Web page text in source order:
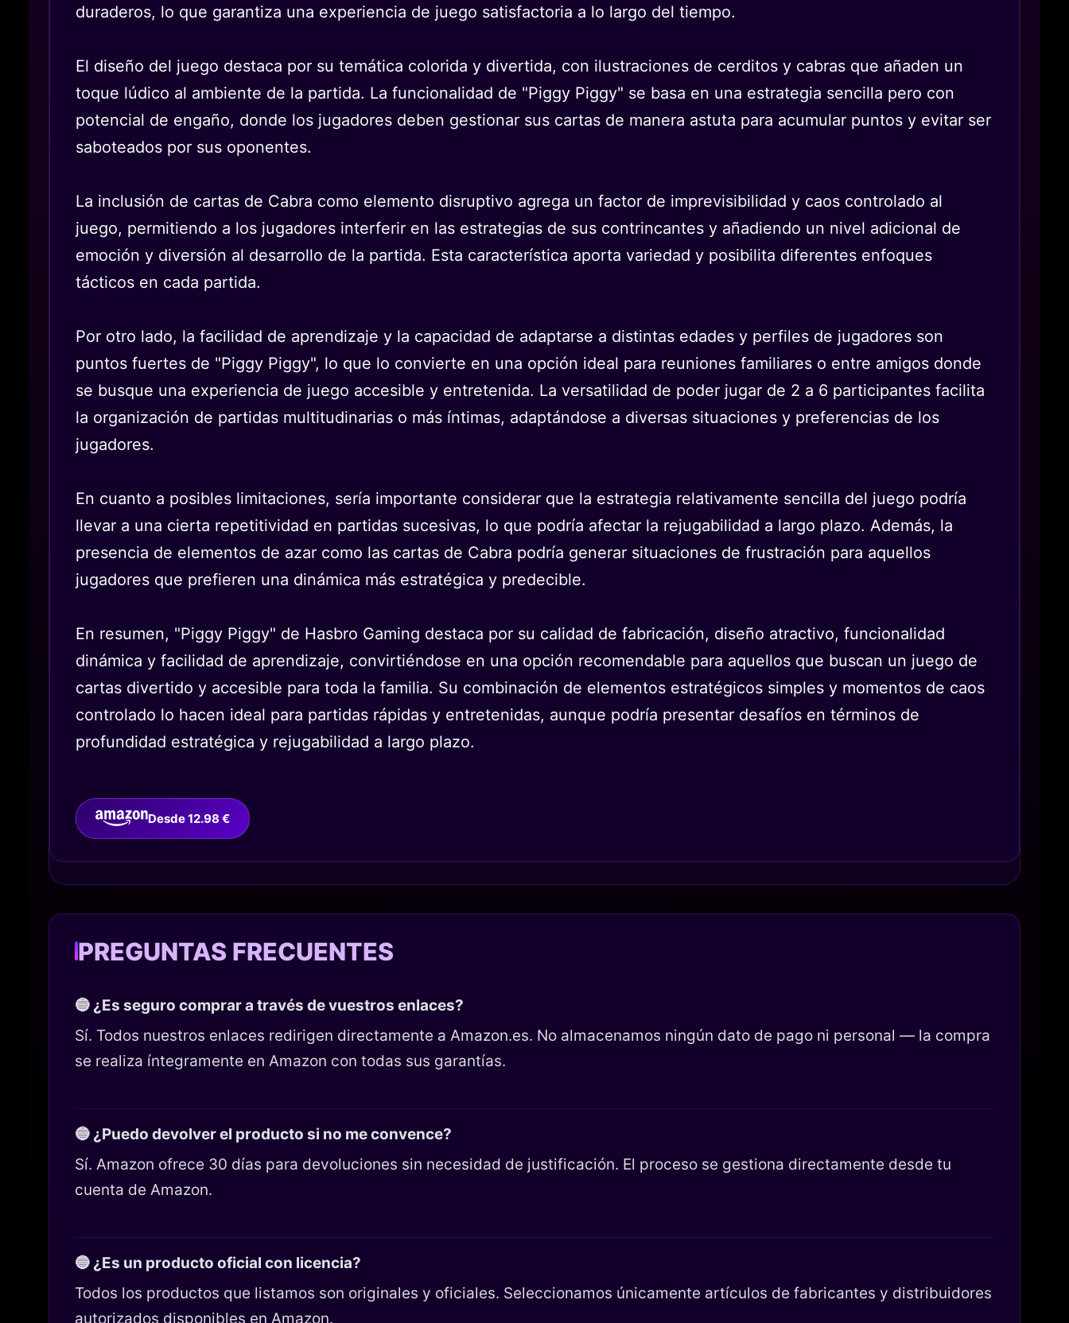
duraderos, lo que garantiza una experiencia de juego satisfactoria a lo largo del tiempo.
El diseño del juego destaca por su temática colorida y divertida, con ilustraciones de cerditos y cabras que añaden un
toque lúdico al ambiente de la partida. La funcionalidad de "Piggy Piggy" se basa en una estrategia sencilla pero con
potencial de engaño, donde los jugadores deben gestionar sus cartas de manera astuta para acumular puntos y evitar ser
saboteados por sus oponentes.
La inclusión de cartas de Cabra como elemento disruptivo agrega un factor de imprevisibilidad y caos controlado al
juego, permitiendo a los jugadores interferir en las estrategias de sus contrincantes y añadiendo un nivel adicional de
emoción y diversión al desarrollo de la partida. Esta característica aporta variedad y posibilita diferentes enfoques
tácticos en cada partida.
Por otro lado, la facilidad de aprendizaje y la capacidad de adaptarse a distintas edades y perfiles de jugadores son
puntos fuertes de "Piggy Piggy", lo que lo convierte en una opción ideal para reuniones familiares o entre amigos donde
se busque una experiencia de juego accesible y entretenida. La versatilidad de poder jugar de 2 a 6 participantes facilita
la organización de partidas multitudinarias o más íntimas, adaptándose a diversas situaciones y preferencias de los
jugadores.
En cuanto a posibles limitaciones, sería importante considerar que la estrategia relativamente sencilla del juego podría
llevar a una cierta repetitividad en partidas sucesivas, lo que podría afectar la rejugabilidad a largo plazo. Además, la
presencia de elementos de azar como las cartas de Cabra podría generar situaciones de frustración para aquellos
jugadores que prefieren una dinámica más estratégica y predecible.
En resumen, "Piggy Piggy" de Hasbro Gaming destaca por su calidad de fabricación, diseño atractivo, funcionalidad
dinámica y facilidad de aprendizaje, convirtiéndose en una opción recomendable para aquellos que buscan un juego de
cartas divertido y accesible para toda la familia. Su combinación de elementos estratégicos simples y momentos de caos
controlado lo hacen ideal para partidas rápidas y entretenidas, aunque podría presentar desafíos en términos de
profundidad estratégica y rejugabilidad a largo plazo.
Desde 12.98 €
PREGUNTAS FRECUENTES
🔵 ¿Es seguro comprar a través de vuestros enlaces?
Sí. Todos nuestros enlaces redirigen directamente a Amazon.es. No almacenamos ningún dato de pago ni personal — la compra
se realiza íntegramente en Amazon con todas sus garantías.
🔵 ¿Puedo devolver el producto si no me convence?
Sí. Amazon ofrece 30 días para devoluciones sin necesidad de justificación. El proceso se gestiona directamente desde tu
cuenta de Amazon.
🔵 ¿Es un producto oficial con licencia?
Todos los productos que listamos son originales y oficiales. Seleccionamos únicamente artículos de fabricantes y distribuidores
autorizados disponibles en Amazon.